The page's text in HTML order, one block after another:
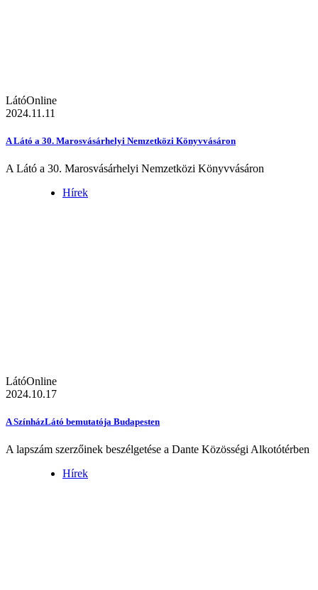
LátóOnline
2024.11.11
A Látó a 30. Marosvásárhelyi Nemzetközi Könyvvásáron
A Látó a 30. Marosvásárhelyi Nemzetközi Könyvvásáron
Hírek
LátóOnline
2024.10.17
A SzínházLátó bemutatója Budapesten
A lapszám szerzőinek beszélgetése a Dante Közösségi Alkotótérben
Hírek